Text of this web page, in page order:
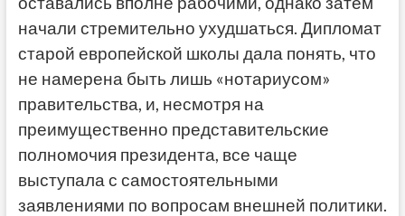
начали стремительно ухудшаться. Дипломат
старой европейской школы дала понять, что
не намерена быть лишь «нотариусом»
правительства, и, несмотря на
преимущественно представительские
полномочия президента, все чаще
выступала с самостоятельными
заявлениями по вопросам внешней политики.